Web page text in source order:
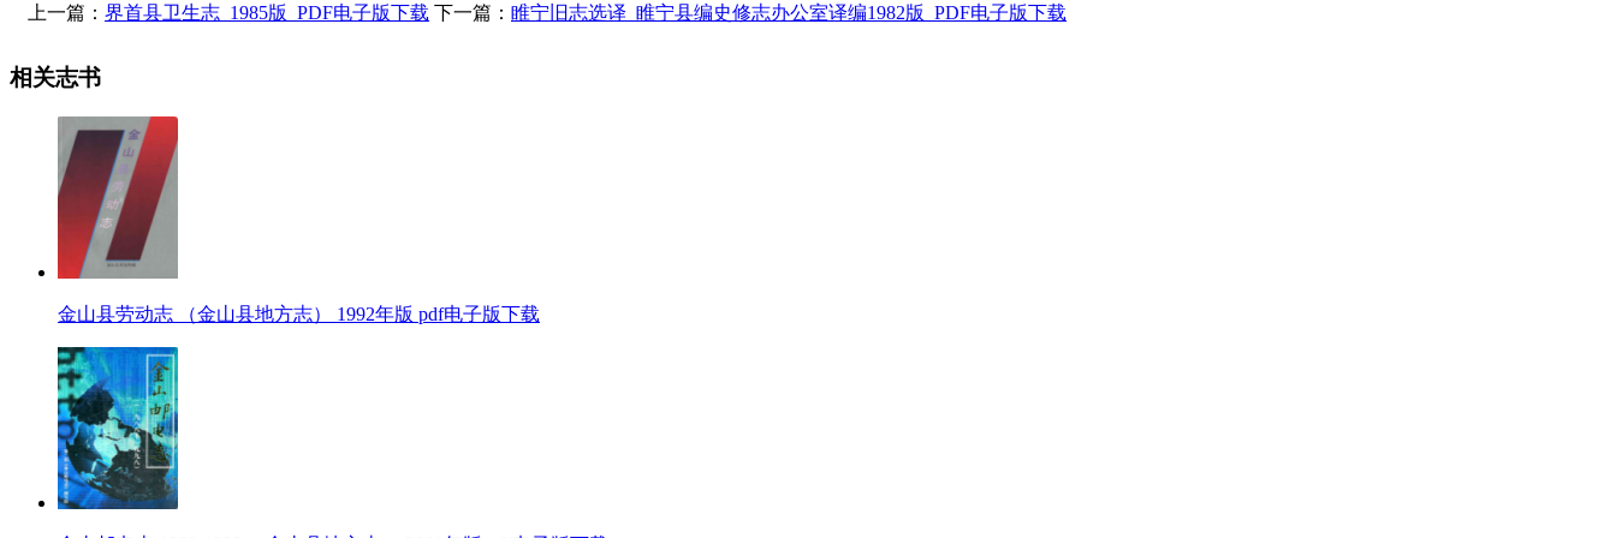
上一篇： 界首县卫生志_1985版_PDF电子版下载 下一篇： 睢宁旧志选译_睢宁县编史修志办公室译编1982版_PDF电子版下载
相关志书
金山县劳动志 （金山县地方志） 1992年版 pdf电子版下载